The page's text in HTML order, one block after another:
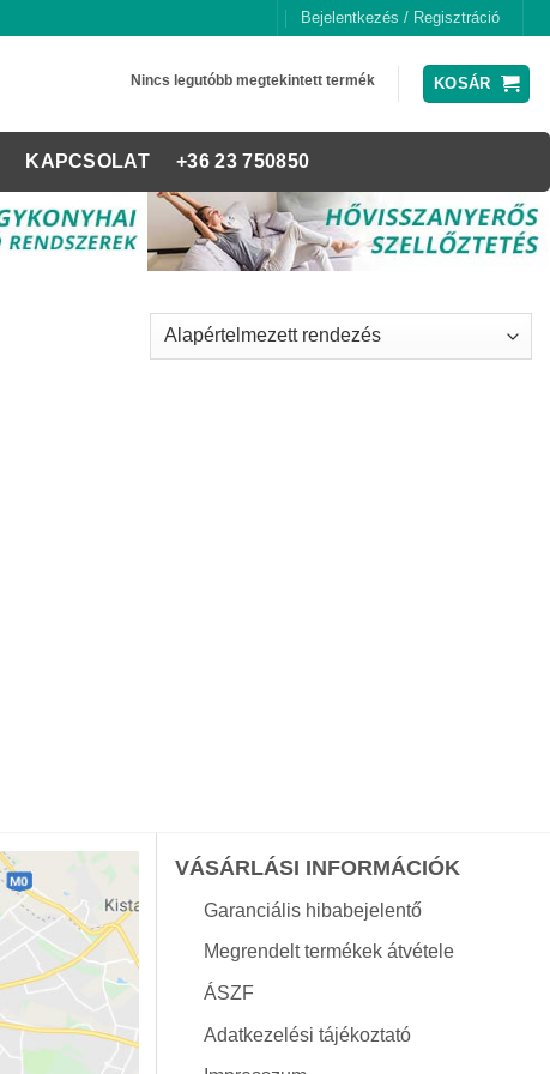
Bejelentkezés / Regisztráció
Nincs legutóbb megtekintett termék KOSÁR
KAPCSOLAT +36 23 750850
VÁSÁRLÁSI INFORMÁCIÓK
Garanciális hibabejelentő
Megrendelt termékek átvétele
ÁSZF
Adatkezelési tájékoztató